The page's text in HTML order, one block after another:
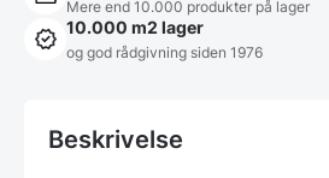
Mere end 10.000 produkter på lager
10.000 m2 lager
og god rådgivning siden 1976
Beskrivelse